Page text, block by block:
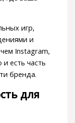
игр,
и
Instagram,
есть часть
бренда.
для